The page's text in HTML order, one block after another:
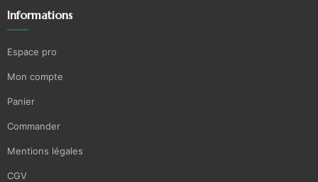
Informations
Espace pro
Mon compte
Panier
Commander
Mentions légales
CGV